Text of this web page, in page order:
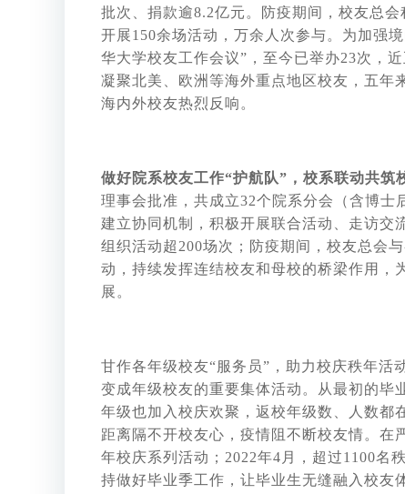
批次、捐款逾8.2亿元。防疫期间，校友总
开展150余场活动，万余人次参与。为加强
华大学校友工作会议”，至今已举办23次，
凝聚北美、欧洲等海外重点地区校友，五年
海内外校友热烈反响。
做好院系校友工作“护航队”，校系联动共筑
理事会批准，共成立32个院系分会（含博士
建立协同机制，积极开展联合活动、走访交
组织活动超200场次；防疫期间，校友总会
动，持续发挥连结校友和母校的桥梁作用，
展。
甘作各年级校友“服务员”，助力校庆秩年活
变成年级校友的重要集体活动。从最初的毕
年级也加入校庆欢聚，返校年级数、人数都
距离隔不开校友心，疫情阻不断校友情。在
年校庆系列活动；2022年4月，超过1100名
持做好毕业季工作，让毕业生无缝融入校友